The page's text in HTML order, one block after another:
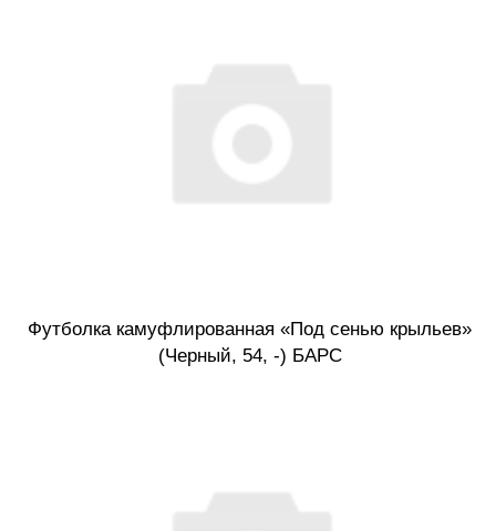
Футболка камуфлированная «Под сенью крыльев»
(Черный, 54, -) БАРС